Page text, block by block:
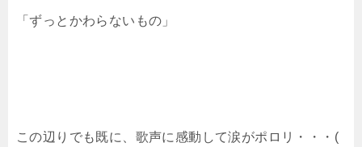
「ずっとかわらないもの」
この辺りでも既に、歌声に感動して涙がポロリ・・・(